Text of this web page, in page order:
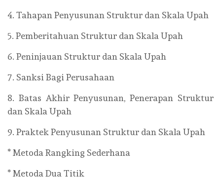
4. Tahapan Penyusunan Struktur dan Skala Upah
5. Pemberitahuan Struktur dan Skala Upah
6. Peninjauan Struktur dan Skala Upah
7. Sanksi Bagi Perusahaan
8. Batas Akhir Penyusunan, Penerapan Struktur
dan Skala Upah
9. Praktek Penyusunan Struktur dan Skala Upah
* Metoda Rangking Sederhana
* Metoda Dua Titik